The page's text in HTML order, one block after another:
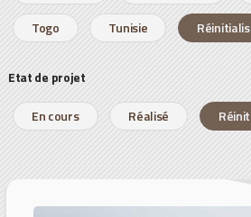
Togo
Tunisie
Etat de projet
En cours Réalisé